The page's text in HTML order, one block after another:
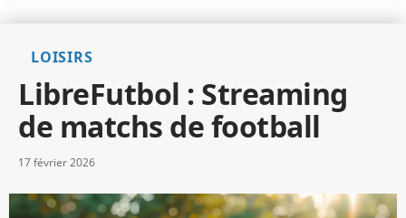
LOISIRS
LibreFutbol : Streaming
de matchs de football
17 février 2026